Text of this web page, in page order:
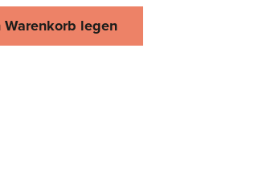
den gewünschten Wert ein
Warenkorb legen